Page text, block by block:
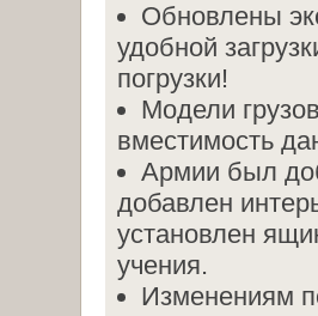
Обновлены
удобной
погрузки!
Модели
вместимость
Армии был
добавлен
установлен
учения.
Изменениям